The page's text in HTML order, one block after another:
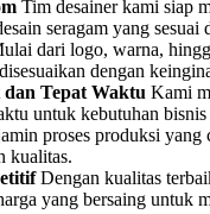
Tim desainer kami siap
seragam yang sesuai
dari logo, warna,
dengan
dan Tepat Waktu Kami
untuk kebutuhan
proses produksi yang
kualitas.
Dengan kualitas
yang bersaing untuk